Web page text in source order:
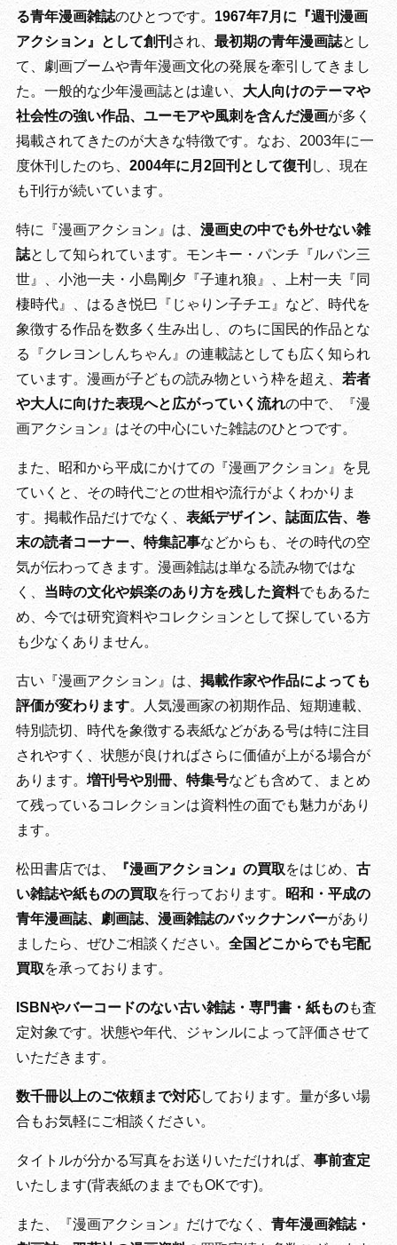
る青年漫画雑誌のひとつです。 1967年7月に『週刊漫画
アクション』として創刊 され、 最初期の青年漫画誌とし
て、劇画ブームや青年漫画文化の発展を牽引してきまし
た。一般的な少年漫画誌とは違い、 大人向けのテーマや
社会性の強い作品、ユーモアや風刺を含んだ漫画が多く
掲載されてきたのが大きな特徴です。なお、2003年に一
度休刊したのち、 2004年に月2回刊として復刊 し、現在
も刊行が続いています。
特に『漫画アクション』は、 漫画史の中でも外せない雑
誌として知られています。モンキー・パンチ『ルパン三
世』、小池一夫・小島剛夕『子連れ狼』、上村一夫『同
棲時代』、はるき悦巳『じゃりン子チエ』など、時代を
象徴する作品を数多く生み出し、のちに国民的作品とな
る『クレヨンしんちゃん』の連載誌としても広く知られ
ています。漫画が子どもの読み物という枠を超え、 若者
や大人に向けた表現へと広がっていく流れの中で、『漫
画アクション』はその中心にいた雑誌のひとつです。
また、昭和から平成にかけての『漫画アクション』を見
ていくと、その時代ごとの世相や流行がよくわかりま
す。掲載作品だけでなく、 表紙デザイン、誌面広告、巻
末の読者コーナー、特集記事などからも、その時代の空
気が伝わってきます。漫画雑誌は単なる読み物ではな
く、 当時の文化や娯楽のあり方を残した資料でもあるた
め、今では研究資料やコレクションとして探している方
も少なくありません。
古い『漫画アクション』は、 掲載作家や作品によっても
評価が変わります。人気漫画家の初期作品、短期連載、
特別読切、時代を象徴する表紙などがある号は特に注目
されやすく、状態が良ければさらに価値が上がる場合が
あります。 増刊号や別冊、特集号なども含めて、まとめ
て残っているコレクションは資料性の面でも魅力があり
ます。
松田書店では、 『漫画アクション』の買取をはじめ、 古
い雑誌や紙ものの買取を行っております。 昭和・平成の
青年漫画誌、劇画誌、漫画雑誌のバックナンバーがあり
ましたら、ぜひご相談ください。 全国どこからでも宅配
買取を承っております。
ISBNやバーコードのない古い雑誌・専門書・紙ものも査
定対象です。状態や年代、ジャンルによって評価させて
いただきます。
数千冊以上のご依頼まで対応しております。量が多い場
合もお気軽にご相談ください。
タイトルが分かる写真をお送りいただければ、 事前査定
いたします(背表紙のままでもOKです)。
また、『漫画アクション』だけでなく、 青年漫画雑誌・